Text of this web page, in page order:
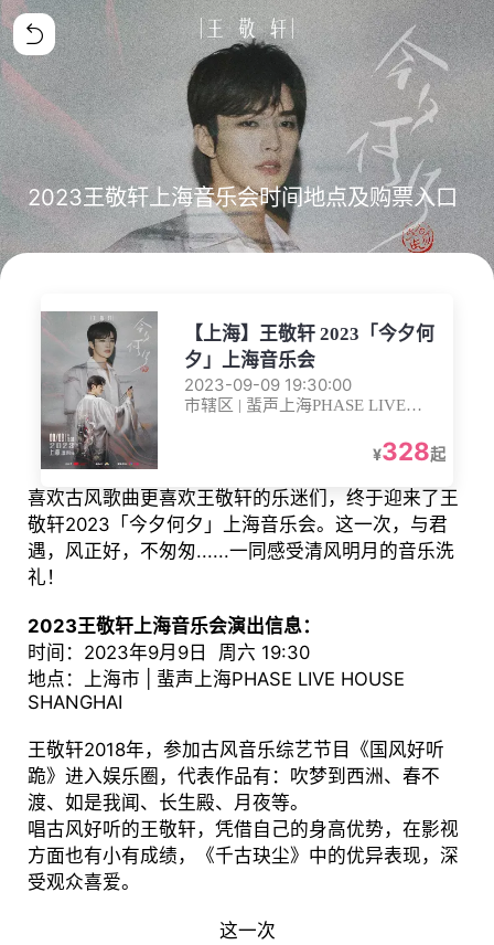
2023王敬轩上海音乐会时间地点及购票入口
【上海】王敬轩 2023「今夕何
夕」上海音乐会
2023-09-09 19:30:00
市辖区 | 蜚声上海PHASE LIVE
¥328起
喜欢古风歌曲更喜欢王敬轩的乐迷们，终于迎来了王
敬轩2023「今夕何夕」上海音乐会。这一次，与君
遇，风正好，不匆匆......一同感受清风明月的音乐洗
礼！
2023王敬轩上海音乐会演出信息：
时间：2023年9月9日 周六 19:30
地点：上海市 | 蜚声上海PHASE LIVE HOUSE
SHANGHAI
王敬轩2018年，参加古风音乐综艺节目《国风好听
跪》进入娱乐圈，代表作品有：吹梦到西洲、春不
渡、如是我闻、长生殿、月夜等。
唱古风好听的王敬轩，凭借自己的身高优势，在影视
方面也有小有成绩，《千古玦尘》中的优异表现，深
受观众喜爱。
这一次